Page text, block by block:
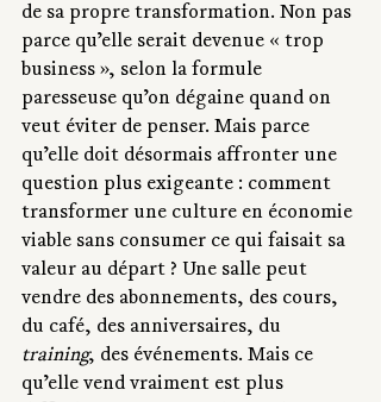
de sa propre transformation. Non pas
parce qu’elle serait devenue « trop
business », selon la formule
paresseuse qu’on dégaine quand on
veut éviter de penser. Mais parce
qu’elle doit désormais affronter une
question plus exigeante : comment
transformer une culture en économie
viable sans consumer ce qui faisait sa
valeur au départ ? Une salle peut
vendre des abonnements, des cours,
du café, des anniversaires, du
training, des événements. Mais ce
qu’elle vend vraiment est plus